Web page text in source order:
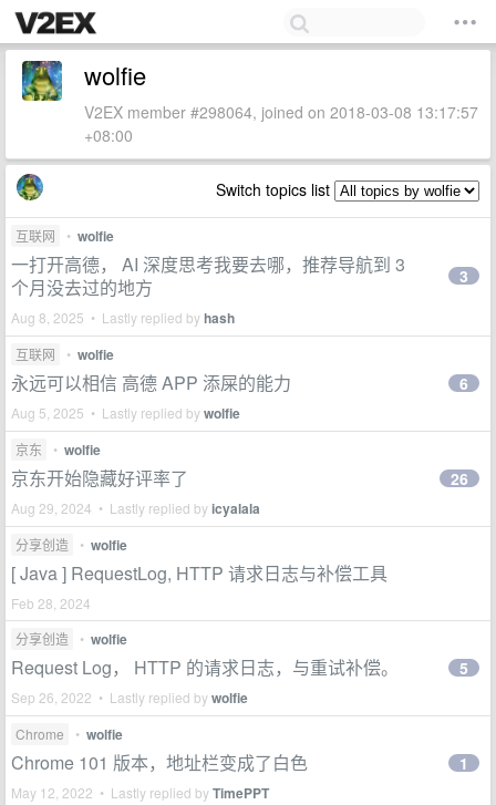
wolfie
V2EX member #298064, joined on 2018-03-08 13:17:57
+08:00
Switch topics list
互联网 • wolfie
一打开高德， AI 深度思考我要去哪，推荐导航到 3
个月没去过的地方
Aug 8, 2025 • Lastly replied byhash
3
互联网 • wolfie
永远可以相信 高德 APP 添屎的能力
Aug 5, 2025 • Lastly replied bywolfie
6
京东 • wolfie
京东开始隐藏好评率了
Aug 29, 2024 • Lastly replied byicyalala
26
分享创造 • wolfie
[ Java ] RequestLog, HTTP 请求日志与补偿工具
Feb 28, 2024
分享创造
• wolfie
Request Log， HTTP 的请求日志，与重试补偿。
Sep 26, 2022 • Lastly replied bywolfie
5
Chrome • wolfie
Chrome 101 版本，地址栏变成了白色
May 12, 2022 • Lastly replied byTimePPT
1